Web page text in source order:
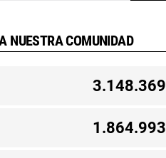
NUESTRA COMUNIDAD
3.148.369
1.864.993